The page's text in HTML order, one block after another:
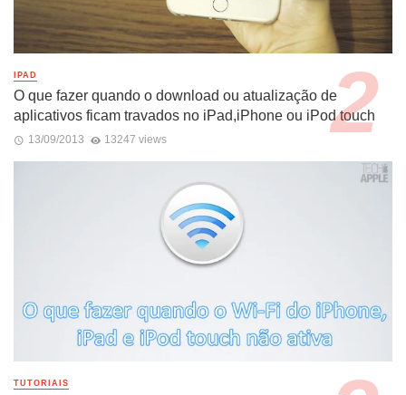
IPAD
O que fazer quando o download ou atualização de
aplicativos ficam travados no iPad,iPhone ou iPod touch
13/09/2013 13247 views
TUTORIAIS